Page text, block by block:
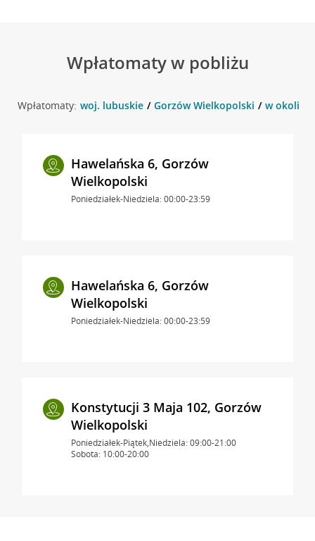
Wpłatomaty w pobliżu
Wpłatomaty: woj. lubuskie Gorzów Wielkopolski w okolicy
Hawelańska 6, Gorzów
Wielkopolski
Poniedziałek-Niedziela: 00:00-23:59
Hawelańska 6, Gorzów
Wielkopolski
Poniedziałek-Niedziela: 00:00-23:59
Konstytucji 3 Maja 102, Gorzów
Wielkopolski
Poniedziałek-Piątek,Niedziela: 09:00-21:00
Sobota: 10:00-20:00